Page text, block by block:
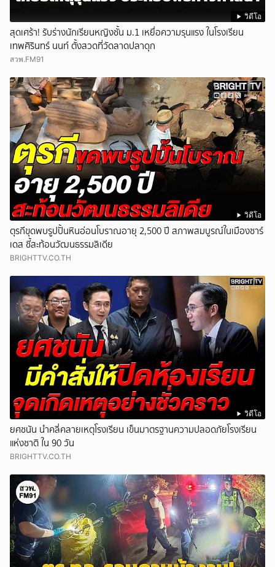
วิดีโอ
สุดเศร้า! รับร่างนักเรียนหญิงชั้น ม.1 เหยื่อความรุนแรง ในโรงเรียน
เทพศิรินทร์ นนท์ ตั้งสวดที่วัดลาดปลาดุก
สวพ.FM91
วิดีโอ
ตุรกีขุดพบรูปปั้นหินอ่อนโบราณอายุ 2,500 ปี สภาพสมบูรณ์ในเมืองซาร์
เดส ชี้สะท้อนวัฒนธรรมลิเดีย
BRIGHTTV.CO.TH
วิดีโอ
ยศชนัน นำคลี่คลายเหตุโรงเรียน เข็นมาตรฐานความปลอดภัยโรงเรียน
แห่งชาติ ใน 90 วัน
BRIGHTTV.CO.TH